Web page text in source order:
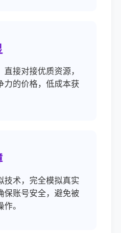
接对接优质资源，
力的价格，低成本获
技术，完全模拟真实
保账号安全，避免被
。